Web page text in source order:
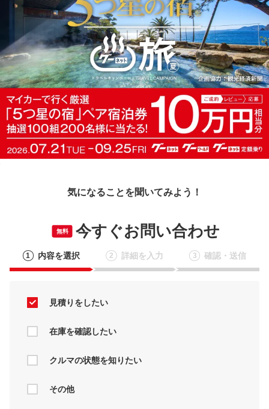
気になることを聞いてみよう！
無料 今すぐお問い合わせ
1 内容を選択 2 詳細を入力 3 確認・送信
見積りをしたい
在庫を確認したい
クルマの状態を知りたい
その他